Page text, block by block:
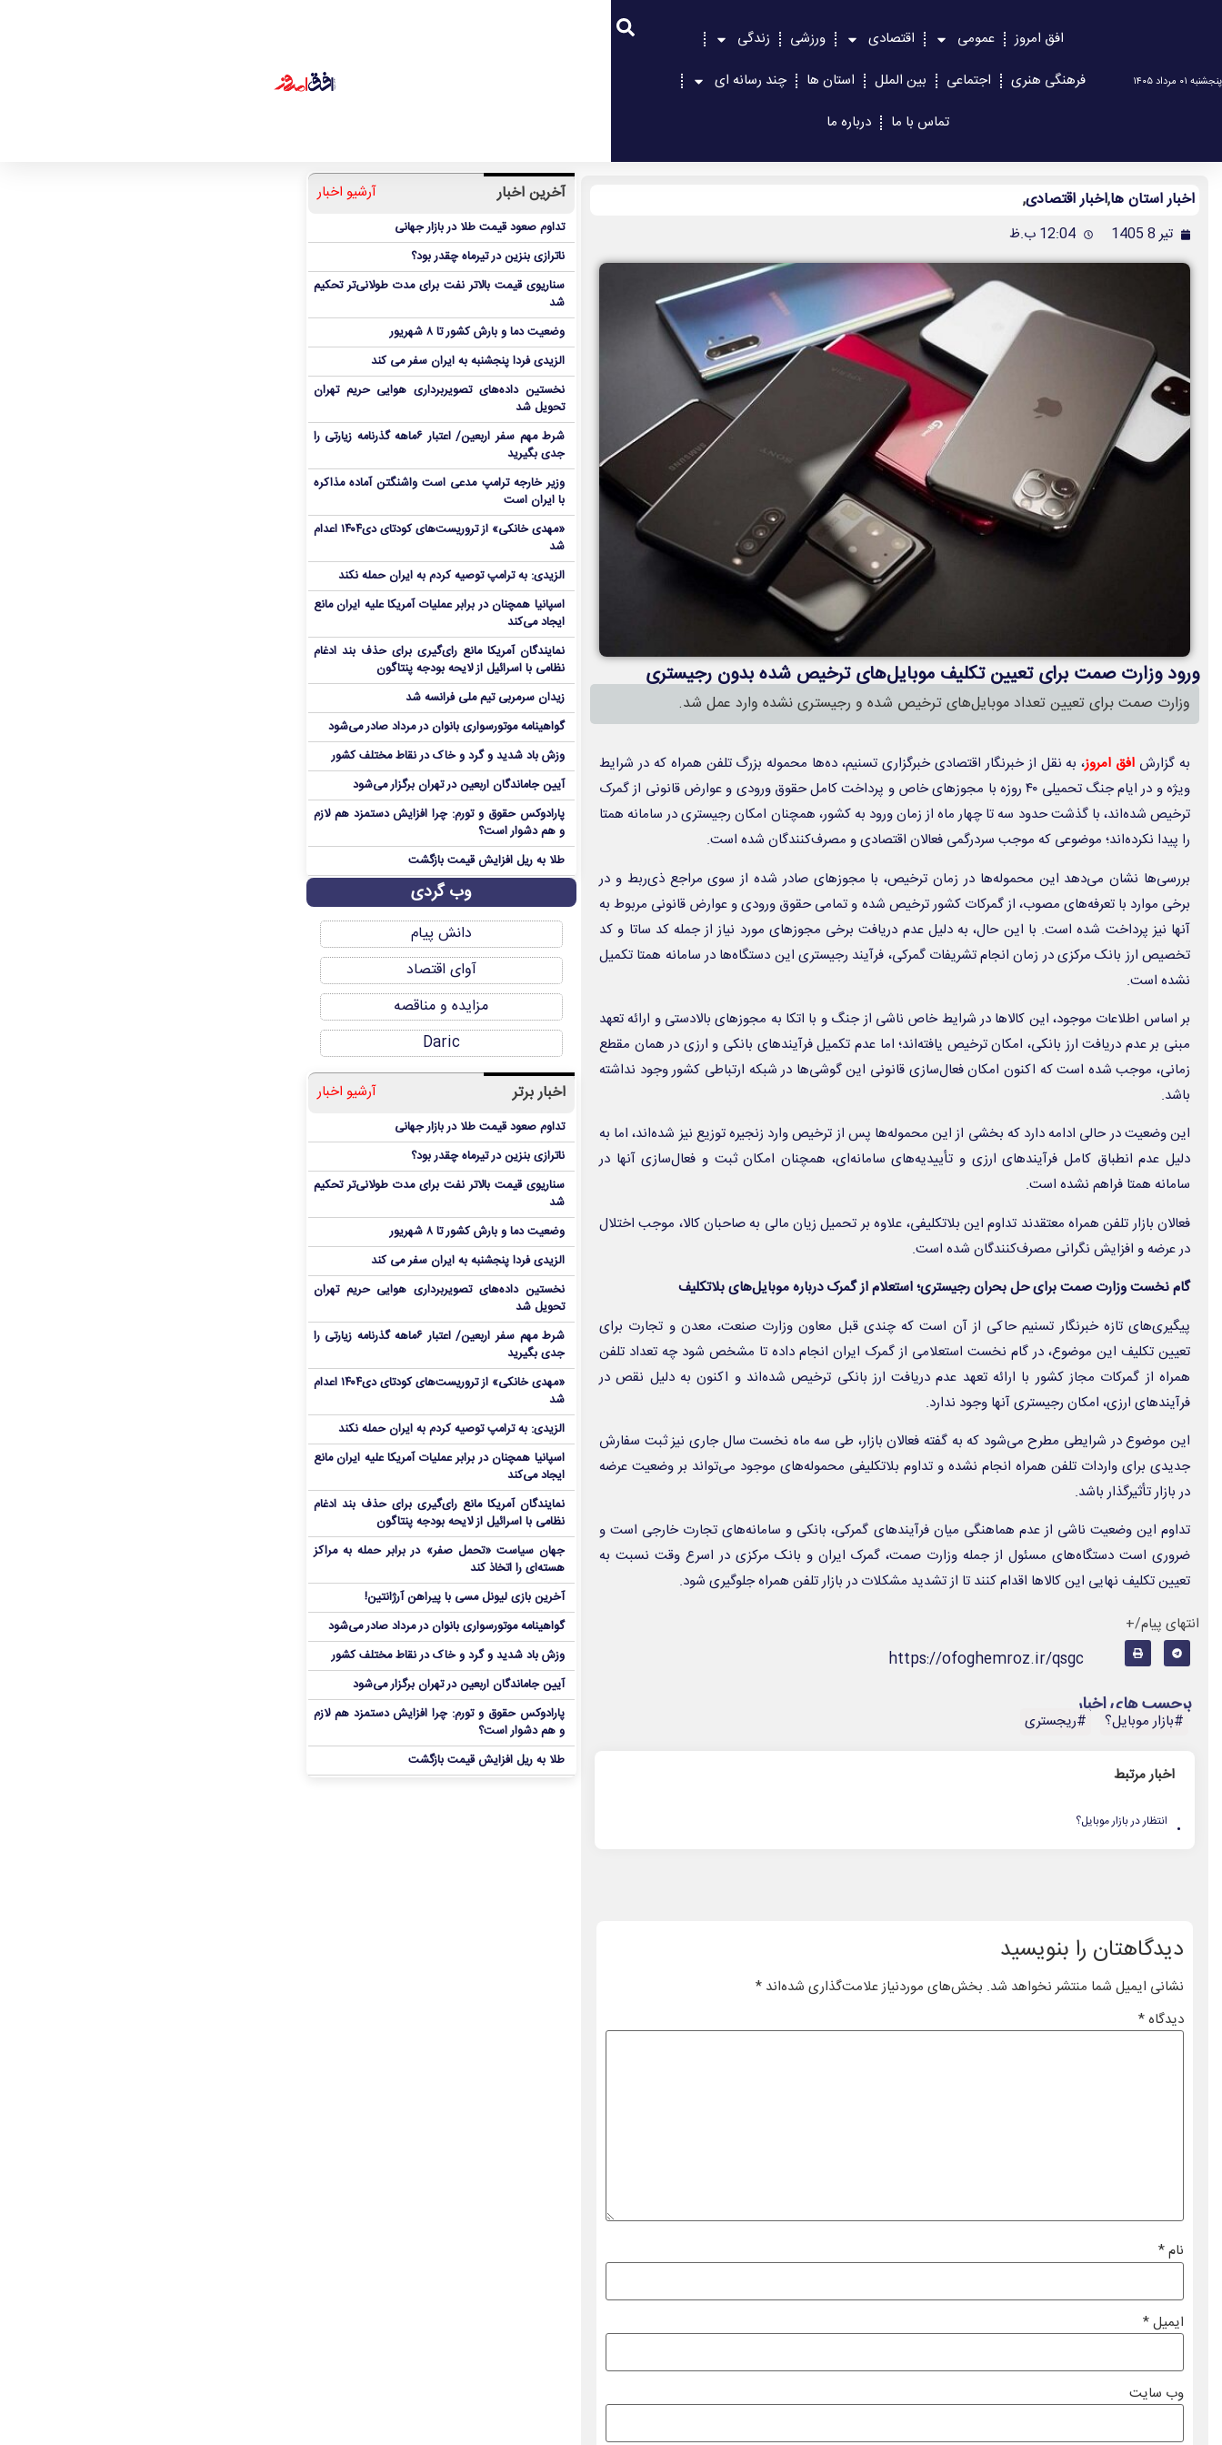
پنجشنبه ۰۱ مرداد ۱۴۰۵
افق امروز عمومی اقتصادی ورزشی
زندگی
فرهنگی هنری
اجتماعی بین الملل استان ها
چند رسانه ای
تماس با ما
درباره ما
اخبار استان ها,اخبار اقتصادی,
تیر 8 1405 12:04 ب.ظ
ورود وزارت صمت برای تعیین تکلیف موبایل‌های ترخیص شده بدون رجیستری
وزارت صمت برای تعیین تعداد موبایل‌های ترخیص شده و رجیستری نشده وارد عمل شد.
به گزارش افق امروز، به نقل از خبرنگار اقتصادی خبرگزاری تسنیم، ده‌ها محموله بزرگ تلفن همراه که در شرایط
ویژه و در ایام جنگ تحمیلی ۴۰ روزه با مجوزهای خاص و پرداخت کامل حقوق ورودی و عوارض قانونی از گمرک
ترخیص شده‌اند، با گذشت حدود سه تا چهار ماه از زمان ورود به کشور، همچنان امکان رجیستری در سامانه همتا
را پیدا نکرده‌اند؛ موضوعی که موجب سردرگمی فعالان اقتصادی و مصرف‌کنندگان شده است.
بررسی‌ها نشان می‌دهد این محموله‌ها در زمان ترخیص، با مجوزهای صادر شده از سوی مراجع ذی‌ربط و در
برخی موارد با تعرفه‌های مصوب، از گمرکات کشور ترخیص شده و تمامی حقوق ورودی و عوارض قانونی مربوط به
آنها نیز پرداخت شده است. با این حال، به دلیل عدم دریافت برخی مجوزهای مورد نیاز از جمله کد ساتا و کد
تخصیص ارز بانک مرکزی در زمان انجام تشریفات گمرکی، فرآیند رجیستری این دستگاه‌ها در سامانه همتا تکمیل
نشده است.
بر اساس اطلاعات موجود، این کالاها در شرایط خاص ناشی از جنگ و با اتکا به مجوزهای بالادستی و ارائه تعهد
مبنی بر عدم دریافت ارز بانکی، امکان ترخیص یافته‌اند؛ اما عدم تکمیل فرآیندهای بانکی و ارزی در همان مقطع
زمانی، موجب شده است که اکنون امکان فعال‌سازی قانونی این گوشی‌ها در شبکه ارتباطی کشور وجود نداشته
باشد.
این وضعیت در حالی ادامه دارد که بخشی از این محموله‌ها پس از ترخیص وارد زنجیره توزیع نیز شده‌اند، اما به
دلیل عدم انطباق کامل فرآیندهای ارزی و تأییدیه‌های سامانه‌ای، همچنان امکان ثبت و فعال‌سازی آنها در
سامانه همتا فراهم نشده است.
فعالان بازار تلفن همراه معتقدند تداوم این بلاتکلیفی، علاوه بر تحمیل زیان مالی به صاحبان کالا، موجب اختلال
در عرضه و افزایش نگرانی مصرف‌کنندگان شده است.
گام نخست وزارت صمت برای حل بحران رجیستری؛ استعلام از گمرک درباره موبایل‌های بلاتکلیف
پیگیری‌های تازه خبرنگار تسنیم حاکی از آن است که چندی قبل معاون وزارت صنعت، معدن و تجارت برای
تعیین تکلیف این موضوع، در گام نخست استعلامی از گمرک ایران انجام داده تا مشخص شود چه تعداد تلفن
همراه از گمرکات مجاز کشور با ارائه تعهد عدم دریافت ارز بانکی ترخیص شده‌اند و اکنون به دلیل نقص در
فرآیندهای ارزی، امکان رجیستری آنها وجود ندارد.
این موضوع در شرایطی مطرح می‌شود که به گفته فعالان بازار، طی سه ماه نخست سال جاری نیز ثبت سفارش
جدیدی برای واردات تلفن همراه انجام نشده و تداوم بلاتکلیفی محموله‌های موجود می‌تواند بر وضعیت عرضه
در بازار تأثیرگذار باشد.
تداوم این وضعیت ناشی از عدم هماهنگی میان فرآیندهای گمرکی، بانکی و سامانه‌های تجارت خارجی است و
ضروری است دستگاه‌های مسئول از جمله وزارت صمت، گمرک ایران و بانک مرکزی در اسرع وقت نسبت به
تعیین تکلیف نهایی این کالاها اقدام کنند تا از تشدید مشکلات در بازار تلفن همراه جلوگیری شود.
انتهای پیام/+
https://ofoghemroz.ir/qsgc
برچسب های اخبار
#بازار موبایل؟ #ریجستری
اخبار مرتبط
. انتظار در بازار موبایل؟
دیدگاهتان را بنویسید
نشانی ایمیل شما منتشر نخواهد شد. بخش‌های موردنیاز علامت‌گذاری شده‌اند*
دیدگاه*
نام*
ایمیل*
وب‌ سایت
آخرین اخبار آرشیو اخبار
تداوم صعود قیمت طلا در بازار جهانی
ناترازی بنزین در تیرماه چقدر بود؟
سناریوی قیمت بالاتر نفت برای مدت طولانی‌تر تحکیم
شد
وضعیت دما و بارش کشور تا ۸ شهریور
الزیدی فردا پنجشنبه به ایران سفر می کند
نخستین داده‌های تصویربرداری هوایی حریم تهران
تحویل شد
شرط مهم سفر اربعین/ اعتبار ۶ماهه گذرنامه زیارتی را
جدی بگیرید
وزیر خارجه ترامپ مدعی است واشنگتن آماده مذاکره
با ایران است
«مهدی خانکی» از تروریست‌های کودتای دی۱۴۰۴ اعدام
شد
الزیدی: به ترامپ توصیه کردم به ایران حمله نکند
اسپانیا همچنان در برابر عملیات آمریکا علیه ایران مانع
ایجاد می‌کند
نمایندگان آمریکا مانع رای‌گیری برای حذف بند ادغام
نظامی با اسرائیل از لایحه بودجه پنتاگون
زیدان سرمربی تیم ملی فرانسه شد
گواهینامه موتورسواری بانوان در مرداد صادر می‌شود
وزش باد شدید و گرد و خاک در نقاط مختلف کشور
آیین جاماندگان اربعین در تهران برگزار می‌شود
پارادوکس حقوق و تورم: چرا افزایش دستمزد هم لازم
و هم دشوار است؟
طلا به ریل افزایش قیمت بازگشت
وب گردی
دانش پیام
آوای اقتصاد
مزایده و مناقصه
Daric
اخبار برتر آرشیو اخبار
تداوم صعود قیمت طلا در بازار جهانی
ناترازی بنزین در تیرماه چقدر بود؟
سناریوی قیمت بالاتر نفت برای مدت طولانی‌تر تحکیم
شد
وضعیت دما و بارش کشور تا ۸ شهریور
الزیدی فردا پنجشنبه به ایران سفر می کند
نخستین داده‌های تصویربرداری هوایی حریم تهران
تحویل شد
شرط مهم سفر اربعین/ اعتبار ۶ماهه گذرنامه زیارتی را
جدی بگیرید
«مهدی خانکی» از تروریست‌های کودتای دی۱۴۰۴ اعدام
شد
الزیدی: به ترامپ توصیه کردم به ایران حمله نکند
اسپانیا همچنان در برابر عملیات آمریکا علیه ایران مانع
ایجاد می‌کند
نمایندگان آمریکا مانع رای‌گیری برای حذف بند ادغام
نظامی با اسرائیل از لایحه بودجه پنتاگون
جهان سیاست «تحمل صفر» در برابر حمله به مراکز
هسته‌ای را اتخاذ کند
آخرین بازی لیونل مسی با پیراهن آرژانتین!
گواهینامه موتورسواری بانوان در مرداد صادر می‌شود
وزش باد شدید و گرد و خاک در نقاط مختلف کشور
آیین جاماندگان اربعین در تهران برگزار می‌شود
پارادوکس حقوق و تورم: چرا افزایش دستمزد هم لازم
و هم دشوار است؟
طلا به ریل افزایش قیمت بازگشت